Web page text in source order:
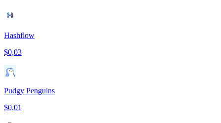
Hashflow
$0,03
Pudgy Penguins
$0,01